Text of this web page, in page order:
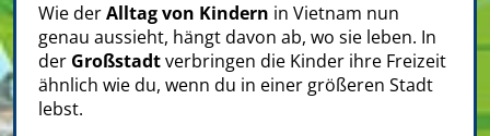
Wie derAlltag von Kindern in Vietnam nun
genau aussieht, hängt davon ab, wo sie leben. In
der Großstadtverbringen die Kinder ihre Freizeit
ähnlich wie du, wenn du in einer größeren Stadt
lebst.